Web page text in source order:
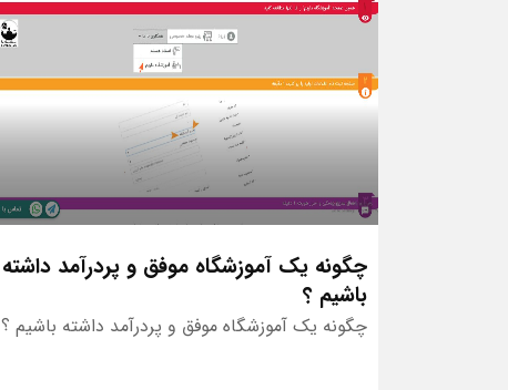
چگونه یک آموزشگاه موفق و پردرآمد داشته
باشیم ؟
چگونه یک آموزشگاه موفق و پردرآمد داشته باشیم ؟